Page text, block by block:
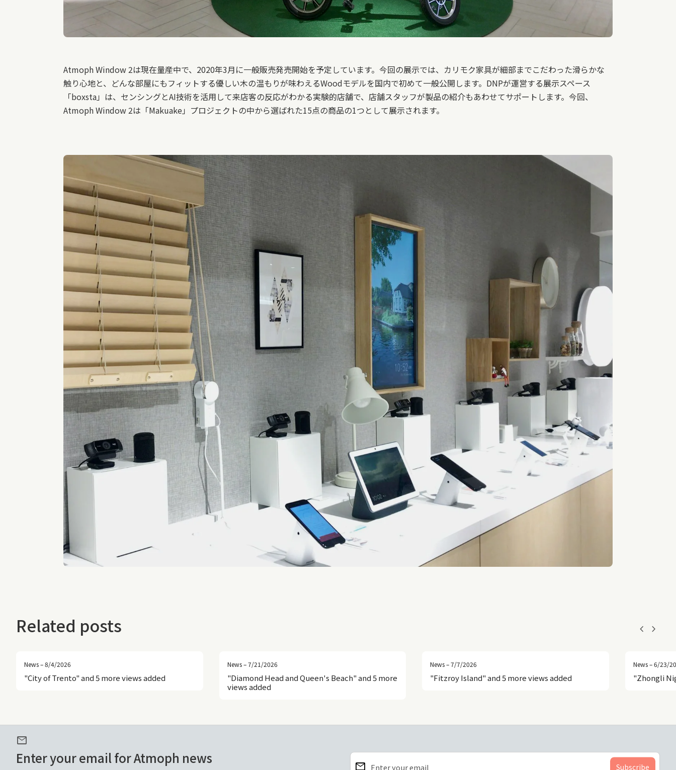
Atmoph Window 2は現在量産中で、2020年3月に一般販売発売開始を予定しています。今回の展示では、カリモク家具が細部までこだわった滑らかな
触り心地と、どんな部屋にもフィットする優しい木の温もりが味わえるWoodモデルを国内で初めて一般公開します。DNPが運営する展示スペース
「boxsta」は、センシングとAI技術を活用して来店客の反応がわかる実験的店舗で、店舗スタッフが製品の紹介もあわせてサポートします。今回、
Atmoph Window 2は「Makuake」プロジェクトの中から選ばれた15点の商品の1つとして展示されます。
Related posts chevron_left chevron_right
News – 8/4/2026
"City of Trento" and 5 more views added
News – 7/21/2026
"Diamond Head and Queen's Beach" and 5 more
views added
News – 7/7/2026
"Fitzroy Island" and 5 more views added
News – 6/23/
"Zhongli
mail
Enter your email for Atmoph news
email